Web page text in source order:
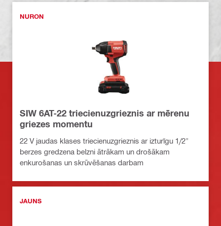
NURON
SIW 6AT-22 triecienuzgrieznis ar mērenu
griezes momentu
22 V jaudas klases triecienuzgrieznis ar izturīgu 1/2"
berzes gredzena belzni ātrākam un drošākam
enkurošanas un skrūvēšanas darbam
JAUNS